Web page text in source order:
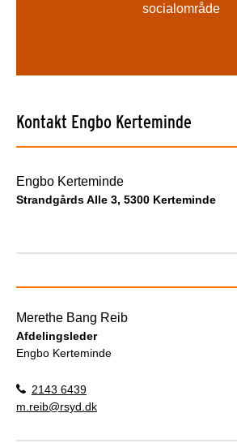
socialområde
Kontakt Engbo Kerteminde
Engbo Kerteminde
Strandgårds Alle 3, 5300 Kerteminde
Merethe Bang Reib
Afdelingsleder
Engbo Kerteminde
2143 6439
m.reib@rsyd.dk